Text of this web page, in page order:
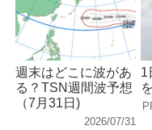
週末はどこに波があ
る？TSN週間波予想
（7月31日)
2026/07/31
1